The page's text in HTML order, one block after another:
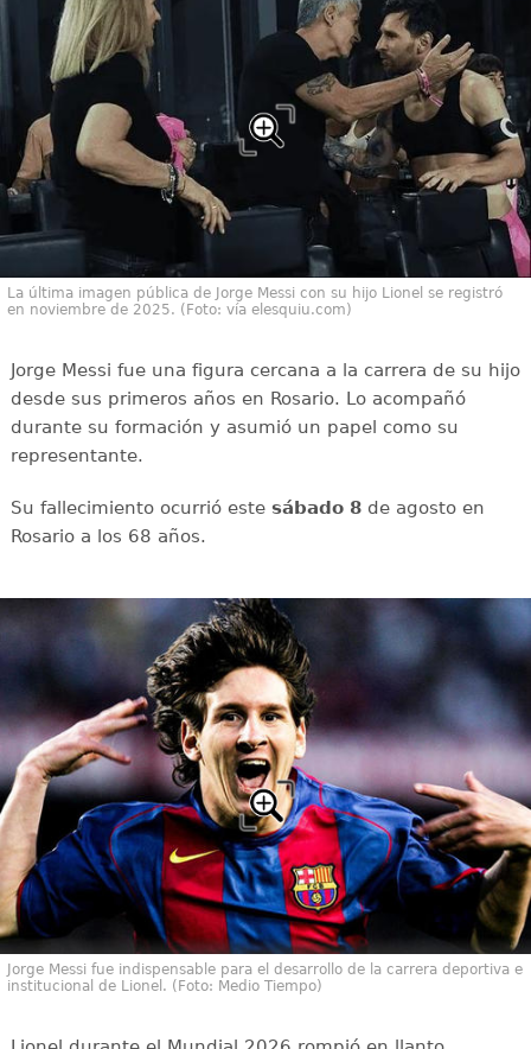
La última imagen pública de Jorge Messi con su hijo Lionel se registró
en noviembre de 2025. (Foto: vía elesquiu.com)
Jorge Messi fue una figura cercana a la carrera de su hijo
desde sus primeros años en Rosario. Lo acompañó
durante su formación y asumió un papel como su
representante.
Su fallecimiento ocurrió estesábado 8de agosto en
Rosario a los 68 años.
Jorge Messi fue indispensable para el desarrollo de la carrera deportiva e
institucional de Lionel. (Foto: Medio Tiempo)